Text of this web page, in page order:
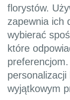
florystów.
zapewnia ich
wybierać
które
wyjątkowym